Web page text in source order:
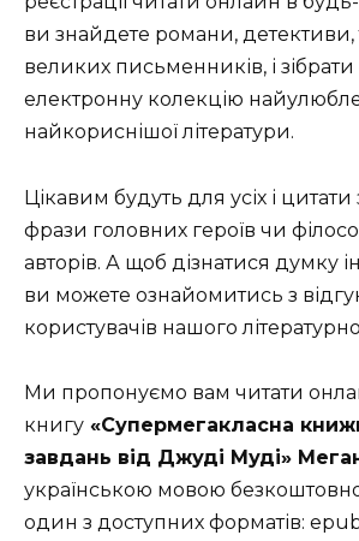
ви знайдете романи, детективи,
великих письменників, і
електронну колекцію
найкориснішої літератури.
Цікавим будуть для усіх і цитати
фрази головних героїв чи
авторів. А щоб дізнатися думку
ви можете ознайомитись з
користувачів нашого
Ми пропонуємо вам читати
книгу «Супермегакласна
завдань від Джуді Муді»
українською мовою
один з доступних форматів: